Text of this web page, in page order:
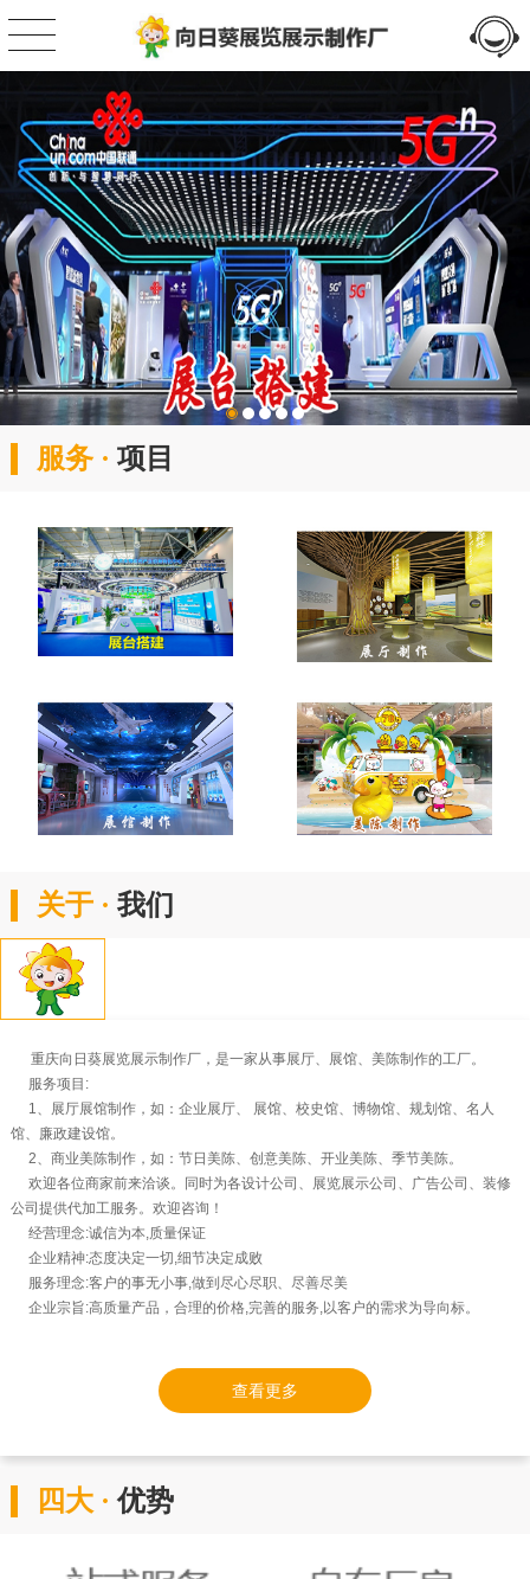
服务 ·项目
关于 ·我们
重庆向日葵展览展示制作厂，是一家从事展厅、展馆、美陈制作的工厂。
服务项目:
1、展厅展馆制作，如：企业展厅、 展馆、校史馆、博物馆、规划馆、名人
馆、廉政建设馆。
2、商业美陈制作，如：节日美陈、创意美陈、开业美陈、季节美陈。
欢迎各位商家前来洽谈。同时为各设计公司、展览展示公司、广告公司、装修
公司提供代加工服务。欢迎咨询！
经营理念:诚信为本,质量保证
企业精神:态度决定一切,细节决定成败
服务理念:客户的事无小事,做到尽心尽职、尽善尽美
企业宗旨:高质量产品，合理的价格,完善的服务,以客户的需求为导向标。
查看更多
四大 ·优势